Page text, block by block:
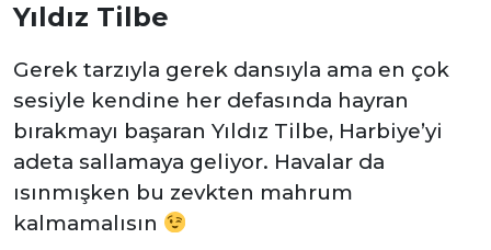
Yıldız Tilbe
Gerek tarzıyla gerek dansıyla ama en çok
sesiyle kendine her defasında hayran
bırakmayı başaran Yıldız Tilbe, Harbiye’yi
adeta sallamaya geliyor. Havalar da
ısınmışken bu zevkten mahrum
kalmamalısın